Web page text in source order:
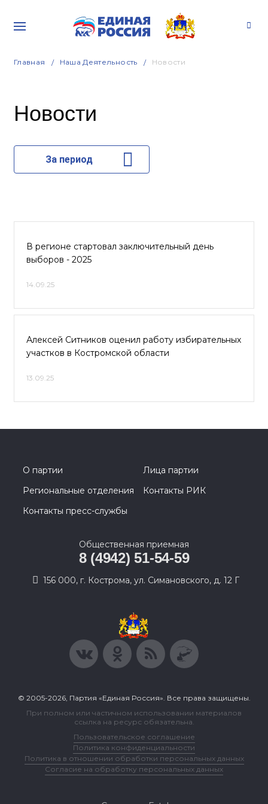
Главная Наша Деятельность Новости
Новости
За период
В регионе стартовал заключительный день
выборов - 2025
14.09.25
Алексей Ситников оценил работу избирательных
участков в Костромской области
13.09.25
О партии
Лица партии
Региональные отделения
Контакты РИК
Контакты пресс-службы
Общественная приемная
8 (4942) 51-54-59
156 000, г. Кострома, ул. Симановского, д. 12 Г
© 2005-2026, Партия «Единая Россия». Все права защищены.
При полном или частичном использовании материалов
ссылка на ресурс обязательна.
Пользовательское соглашение
Политика конфиденциальности
Политика в отношении обработки персональных данных
Согласие на обработку персональных данных